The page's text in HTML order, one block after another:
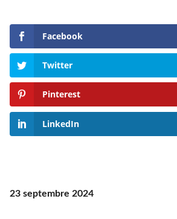
Facebook
Twitter
Pinterest
LinkedIn
23 septembre 2024